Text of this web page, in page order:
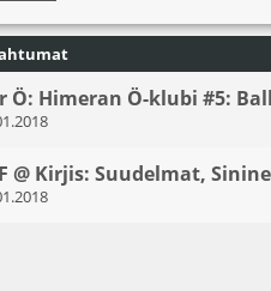
Ö: Himeran Ö-klubi #5:
@ Kirjis: Suudelmat,